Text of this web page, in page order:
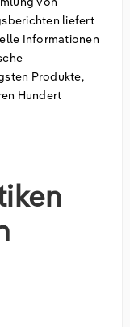
liefert
Informationen
Produkte,
Hundert